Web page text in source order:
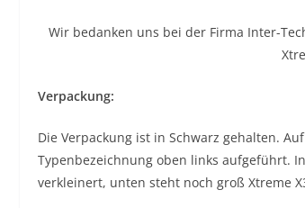
Wir bedanken uns bei der Firma Inter-
Verpackung:
Die Verpackung ist in Schwarz gehalten.
Typenbezeichnung oben links aufgeführt.
verkleinert, unten steht noch groß Xtreme